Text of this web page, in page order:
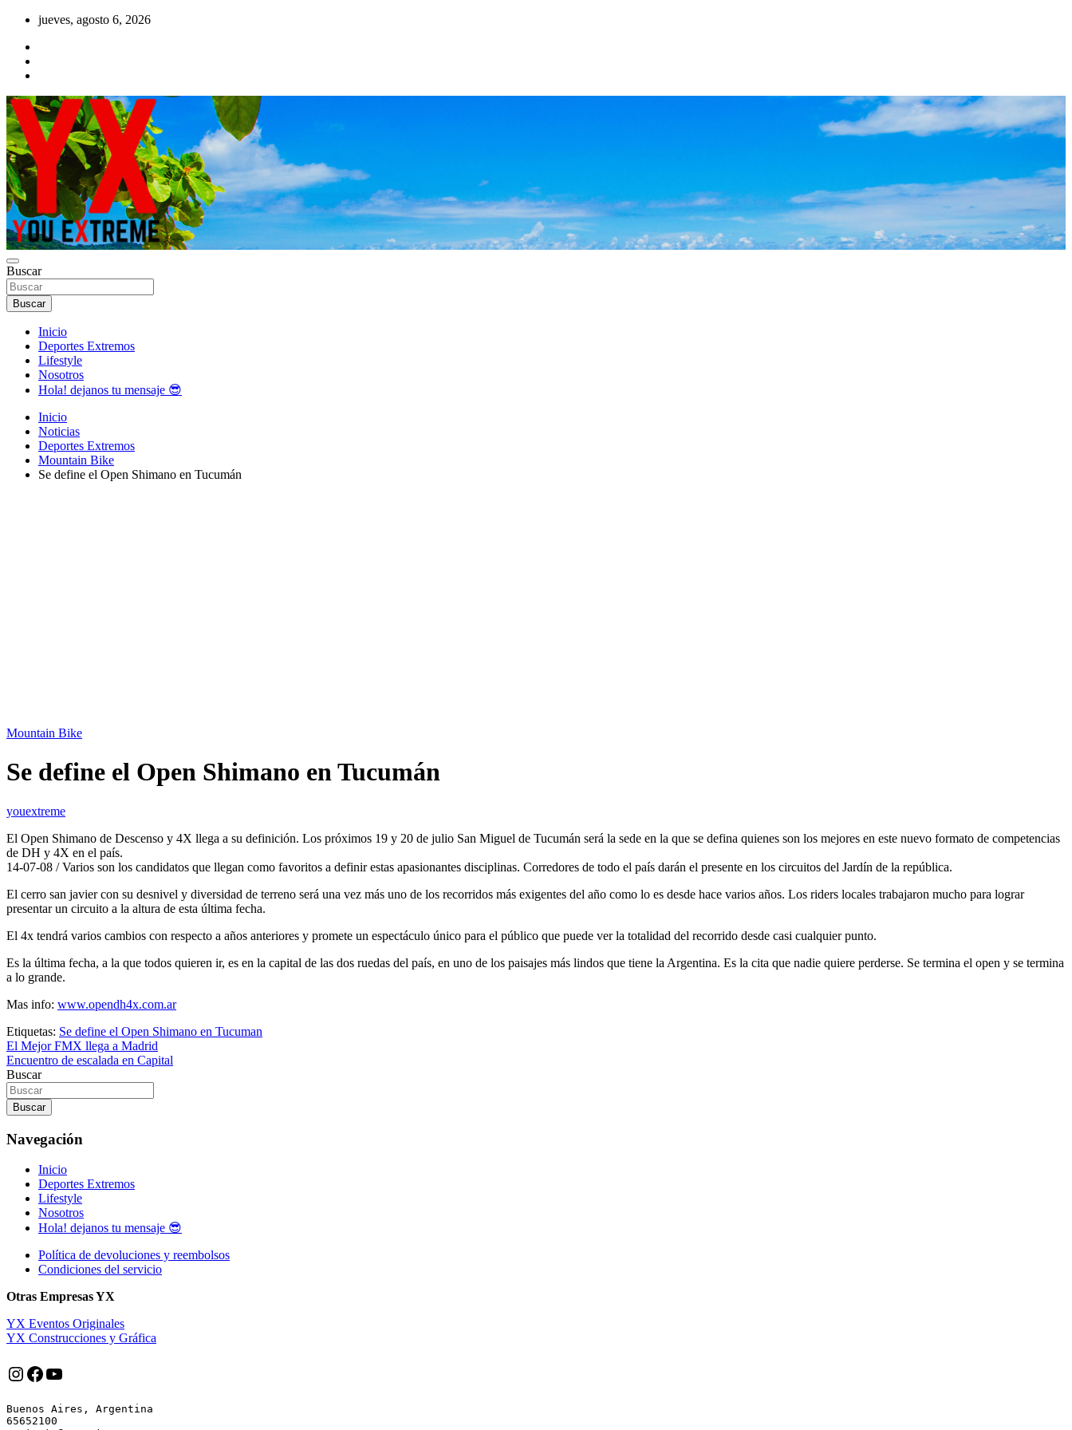
Saltar
contenido
jueves, agosto 6, 2026
YOU EXTREME
YX Deportes Extremos Lifestyle
Buscar
Buscar
Inicio
Deportes Extremos
Lifestyle
Nosotros
Hola! dejanos tu mensaje 😎
Inicio
Noticias
Deportes Extremos
Mountain Bike
Se define el Open Shimano en Tucumán
Mountain Bike
Se define el Open Shimano en Tucumán
youextreme
El Open Shimano de Descenso y 4X llega a su definición. Los próximos 19 y 20 de julio San Miguel de Tucumán será la sede en la que se defina quienes son los mejores en este nuevo formato de competencias
de DH y 4X en el país.
14-07-08 / Varios son los candidatos que llegan como favoritos a definir estas apasionantes disciplinas. Corredores de todo el país darán el presente en los circuitos del Jardín de la república.
El cerro san javier con su desnivel y diversidad de terreno será una vez más uno de los recorridos más exigentes del año como lo es desde hace varios años. Los riders locales trabajaron mucho para lograr
presentar un circuito a la altura de esta última fecha.
El 4x tendrá varios cambios con respecto a años anteriores y promete un espectáculo único para el público que puede ver la totalidad del recorrido desde casi cualquier punto.
Es la última fecha, a la que todos quieren ir, es en la capital de las dos ruedas del país, en uno de los paisajes más lindos que tiene la Argentina. Es la cita que nadie quiere perderse. Se termina el open y se termina
a lo grande.
Mas info: www.opendh4x.com.ar
Etiquetas: Se define el Open Shimano en Tucuman
Navegación
de
entradas
El Mejor FMX llega a Madrid
Encuentro de escalada en Capital
Buscar
Buscar
Navegación
Inicio
Deportes Extremos
Lifestyle
Nosotros
Hola! dejanos tu mensaje 😎
Política de devoluciones y reembolsos
Condiciones del servicio
Otras Empresas YX
YX Eventos Originales
YX Construcciones y Gráfica
Instagram
Facebook
YouTube
Buenos Aires, Argentina
65652100